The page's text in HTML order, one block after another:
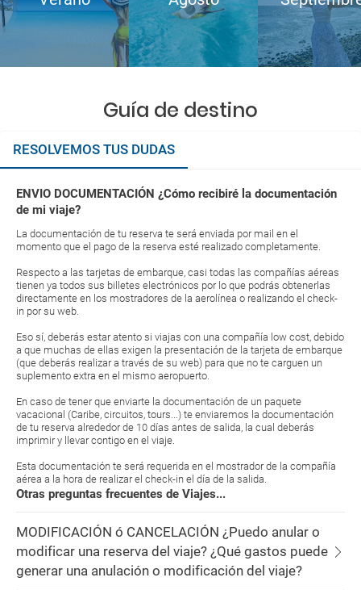
Guía de destino
RESOLVEMOS TUS DUDAS
ENVIO DOCUMENTACIÓN ¿Cómo recibiré la documentación
de mi viaje?
La documentación de tu reserva te será enviada por mail en el
momento que el pago de la reserva esté realizado completamente.
Respecto a las tarjetas de embarque, casi todas las compañías aéreas
tienen ya todos sus billetes electrónicos por lo que podrás obtenerlas
directamente en los mostradores de la aerolínea o realizando el check-
in por su web.
Eso sí, deberás estar atento si viajas con una compañía low cost, debido
a que muchas de ellas exigen la presentación de la tarjeta de embarque
(que deberás realizar a través de su web) para que no te carguen un
suplemento extra en el mismo aeropuerto.
En caso de tener que enviarte la documentación de un paquete
vacacional (Caribe, circuitos, tours...) te enviaremos la documentación
de tu reserva alrededor de 10 días antes de salida, la cual deberás
imprimir y llevar contigo en el viaje.
Esta documentación te será requerida en el mostrador de la compañía
aérea a la hora de realizar el check-in el día de la salida.
Otras preguntas frecuentes de Viajes...
MODIFICACIÓN ó CANCELACIÓN ¿Puedo anular o
modificar una reserva del viaje? ¿Qué gastos puede
generar una anulación o modificación del viaje?